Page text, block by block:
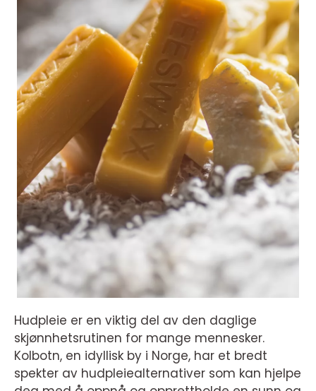
Hudpleie er en viktig del av den daglige
skjønnhetsrutinen for mange mennesker.
Kolbotn, en idyllisk by i Norge, har et bredt
spekter av hudpleiealternativer som kan hjelpe